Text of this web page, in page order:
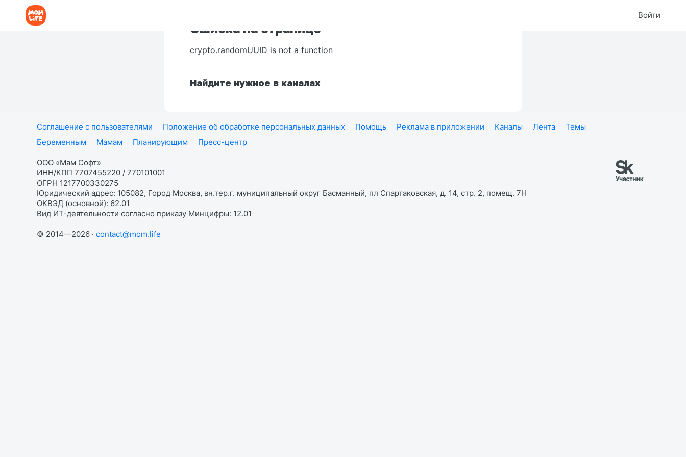
Войти
Ошибка на странице
crypto.randomUUID is not a function
Найдите нужное в каналах
Соглашение с пользователями Положение об обработке персональных данных Помощь Реклама в приложении Каналы Лента
Темы
Беременным
Мамам Планирующим Пресс-центр
ООО «Мам Софт»
ИНН/КПП 7707455220 / 770101001
ОГРН 1217700330275
Юридический адрес: 105082, Город Москва, вн.тер.г. муниципальный округ Басманный, пл Спартаковская, д. 14, стр. 2, помещ. 7Н
ОКВЭД (основной): 62.01
Вид ИТ-деятельности согласно приказу Минцифры: 12.01
© 2014—2026 · contact@mom.life